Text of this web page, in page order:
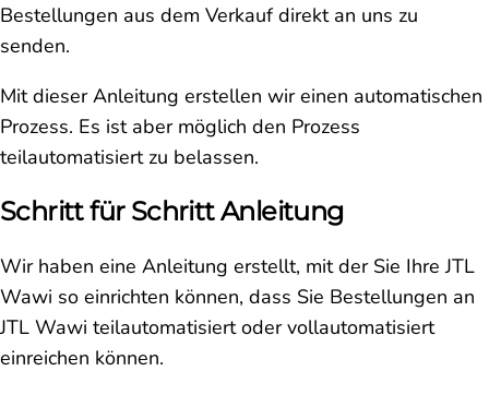
Bestellungen aus dem Verkauf direkt an uns zu
senden.
Mit dieser Anleitung erstellen wir einen automatischen
Prozess. Es ist aber möglich den Prozess
teilautomatisiert zu belassen.
Schritt für Schritt Anleitung
Wir haben eine Anleitung erstellt, mit der Sie Ihre JTL
Wawi so einrichten können, dass Sie Bestellungen an
JTL Wawi teilautomatisiert oder vollautomatisiert
einreichen können.